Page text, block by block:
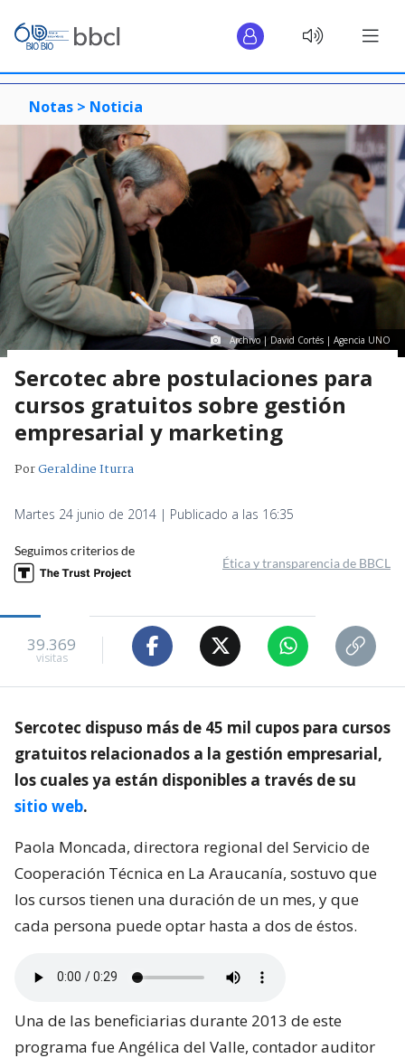
Notas > Noticia
Archivo | David Cortés | Agencia UNO
Sercotec abre postulaciones para
cursos gratuitos sobre gestión
empresarial y marketing
PorGeraldine Iturra
Martes 24 junio de 2014 | Publicado a las 16:35
Seguimos criterios de
Ética y transparencia de BBCL
39.369
visitas
Sercotec dispuso más de 45 mil cupos para cursos
gratuitos relacionados a la gestión empresarial,
los cuales ya están disponibles a través de su
sitio web.
Paola Moncada, directora regional del Servicio de
Cooperación Técnica en La Araucanía, sostuvo que
los cursos tienen una duración de un mes, y que
cada persona puede optar hasta a dos de éstos.
Una de las beneficiarias durante 2013 de este
programa fue Angélica del Valle, contador auditor